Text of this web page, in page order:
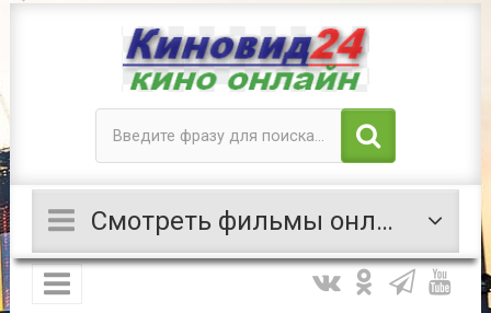
Смотреть фильмы онлайн